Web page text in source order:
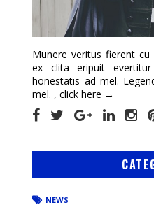
Munere veritus fierent
ex clita eripuit
honestatis ad mel.
mel. ,click here →
NEWS